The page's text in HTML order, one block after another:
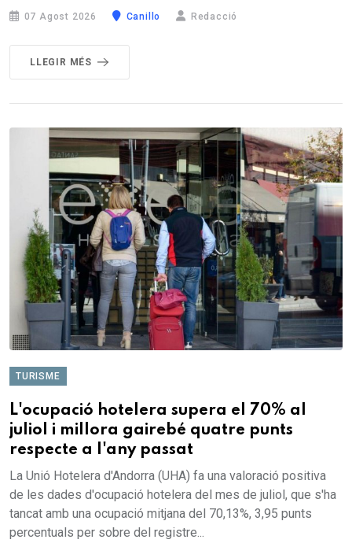
07 Agost 2026 Canillo Redacció
LLEGIR MÉS
TURISME
L'ocupació hotelera supera el 70% al
juliol i millora gairebé quatre punts
respecte a l'any passat
La Unió Hotelera d'Andorra (UHA) fa una valoració positiva
de les dades d'ocupació hotelera del mes de juliol, que s'ha
tancat amb una ocupació mitjana del 70,13%, 3,95 punts
percentuals per sobre del registre...